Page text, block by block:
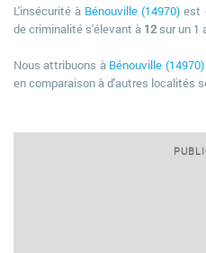
L'insécurité à Bénouville (14970) est
de criminalité s'élevant à 12sur un 1
Nous attribuons à Bénouville (14970)
en comparaison à d'autres localités